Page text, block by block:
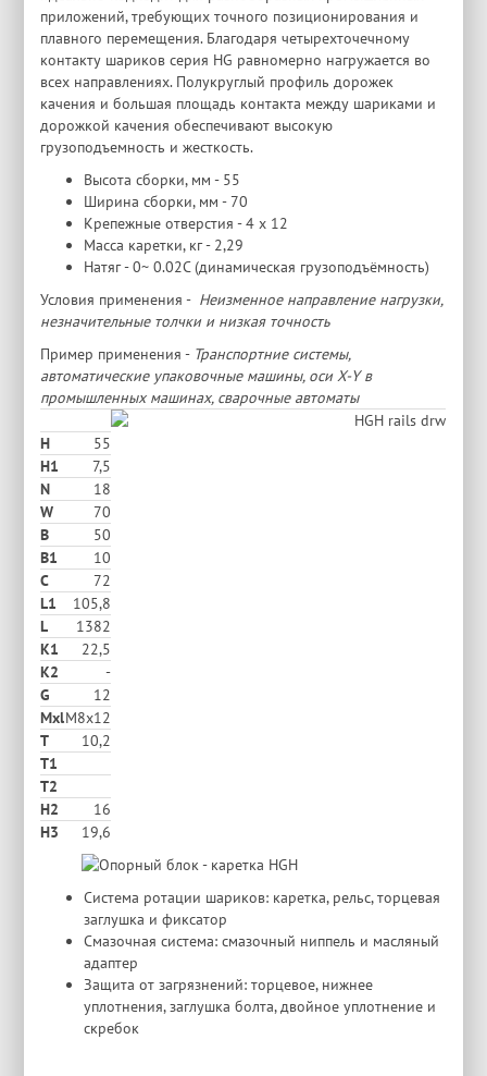
приложений, требующих точного позиционирования и
плавного перемещения. Благодаря четырехточечному
контакту шариков серия HG равномерно нагружается во
всех направлениях. Полукруглый профиль дорожек
качения и большая площадь контакта между шариками и
дорожкой качения обеспечивают высокую
грузоподъемность и жесткость.
Высота сборки, мм - 55
Ширина сборки, мм - 70
Крепежные отверстия - 4 х 12
Масса каретки, кг - 2,29
Натяг - 0~ 0.02C (динамическая грузоподъёмность)
Условия применения - Неизменное направление нагрузки,
незначительные толчки и низкая точность
Пример применения - Транспортние системы,
автоматические упаковочные машины, оси X-Y в
промышленных машинах, сварочные автоматы
H
55
H1
7,5
N
18
W
70
В
50
B1
10
C
72
L1
105,8
L
1382
K1
22,5
K2
-
G
12
MxlM8x12
T
10,2
T1
T2
H2
16
Н3
19,6
Система ротации шариков: каретка, рельс, торцевая
заглушка и фиксатор
Смазочная система: смазочный ниппель и масляный
адаптер
Защита от загрязнений: торцевое, нижнее
уплотнения, заглушка болта, двойное уплотнение и
скребок